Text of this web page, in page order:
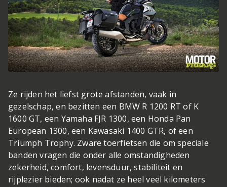
Ze rijden het liefst grote afstanden, vaak in
gezelschap, en bezitten een BMW R 1200 RT of K
1600 GT, een Yamaha FJR 1300, een Honda Pan
European 1300, een Kawasaki 1400 GTR, of een
Triumph Trophy. Zware toerfietsen die om speciale
banden vragen die onder alle omstandigheden
zekerheid, comfort, levensduur, stabiliteit en
rijplezier bieden; ook nadat ze heel veel kilometers